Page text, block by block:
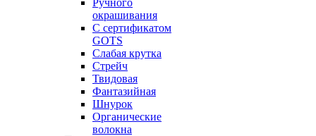
Ручного
окрашивания
С сертификатом
GOTS
Слабая крутка
Стрейч
Твидовая
Фантазийная
Шнурок
Органические
волокна